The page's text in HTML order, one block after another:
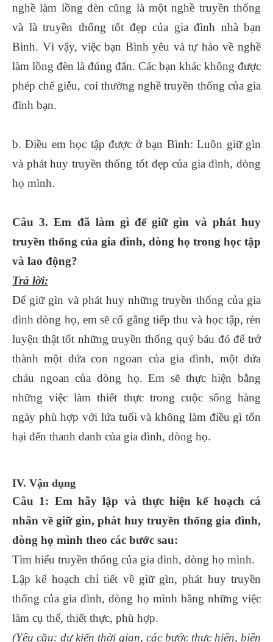
nghề làm lồng đèn cũng là một nghề truyền thống
và là truyền thống tốt đẹp của gia đình nhà bạn
Bình. Vì vậy, việc bạn Bình yêu và tự hào về nghề
làm lồng đèn là đúng đắn. Các bạn khác không được
phép chế giễu, coi thường nghề truyền thống của gia
đình bạn.
b. Điều em học tập được ở bạn Bình: Luôn giữ gìn
và phát huy truyền thống tốt đẹp của gia đình, dòng
họ mình.
Câu 3. Em đã làm gì để giữ gìn và phát huy
truyền thống của gia đình, dòng họ trong học tập
và lao động?
Trả lời:
Để giữ gìn và phát huy những truyền thống của gia
đình dòng họ, em sẽ cố gắng tiếp thu và học tập, rèn
luyện thật tốt những truyền thống quý báu đó để trở
thành một đứa con ngoan của gia đình, một đứa
cháu ngoan của dòng họ. Em sẽ thực hiện bằng
những việc làm thiết thực trong cuộc sống hàng
ngày phù hợp với lứa tuổi và không làm điều gì tổn
hại đến thanh danh của gia đình, dòng họ.
IV. Vận dụng
Câu 1: Em hãy lập và thực hiện kế hoạch cá
nhân về giữ gìn, phát huy truyền thống gia đình,
dòng họ mình theo các bước sau:
Tìm hiểu truyền thống của gia đình, dòng họ mình.
Lập kế hoạch chỉ tiết về giữ gìn, phát huy truyền
thống của gia đình, dòng họ mình bằng những việc
làm cụ thể, thiết thực, phù hợp.
(Yêu cầu: dự kiến thời gian, các bước thực hiện, biện